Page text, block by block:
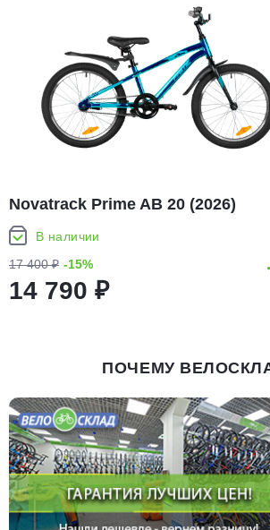
Novatrack Prime AB 20 (2026)
В наличии
17 400 ₽ -15%
14 790 ₽
ПОЧЕМУ